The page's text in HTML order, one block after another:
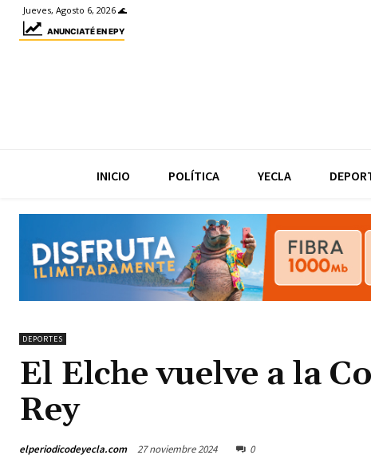
Jueves, Agosto 6, 2026 🌊
ANUNCIATÉ EN EPY
INICIO POLÍTICA YECLA
DEPORTES
El Elche vuelve a la
Rey
elperiodicodeyecla.com 27 noviembre 2024 0